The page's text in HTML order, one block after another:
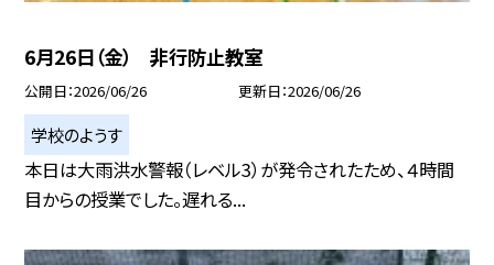
6月26日（金） 非行防止教室
公開日 2026/06/26 更新日 2026/06/26
学校のようす
本日は大雨洪水警報（レベル3）が発令されたため、４時間
目からの授業でした。遅れる...